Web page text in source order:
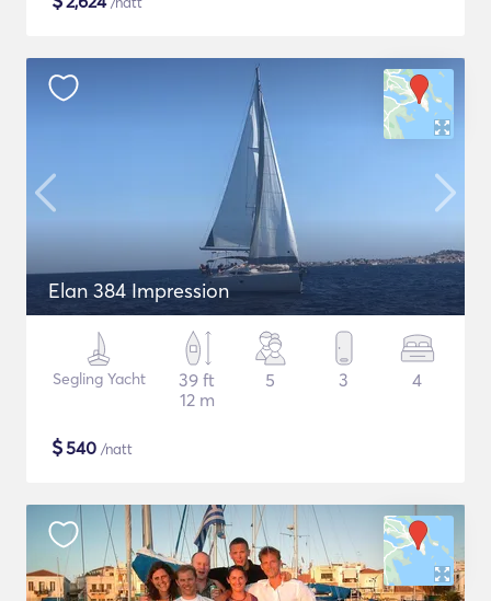
Elan 384 Impression
Segling Yacht
39 ft
12 m
5 3 4
$540 /natt